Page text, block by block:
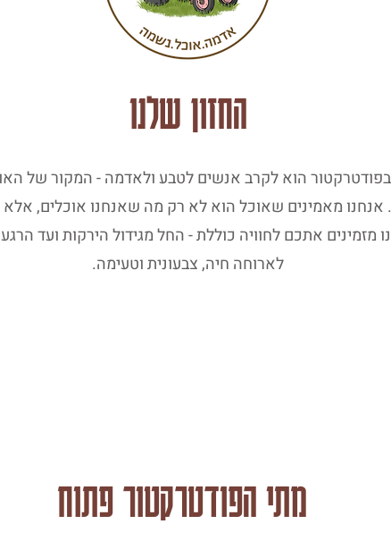
החזון שלנו
בפודטרקטור הוא לקרב אנשים לטבע ולאדמה - המקור של
אנחנו מאמינים שאוכל הוא לא רק מה שאנחנו אוכלים, אלא
מזמינים אתכם לחוויה כוללת - החל מגידול הירקות ועד
לארוחה חיה, צבעונית וטעימה.
מתי הפודטרקטור פתוח